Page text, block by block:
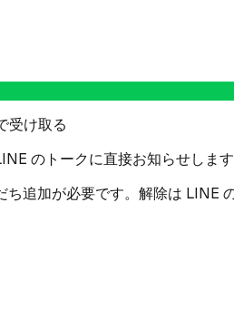
受け取る
のトークに直接お知らせしま
追加が必要です。解除は LINE